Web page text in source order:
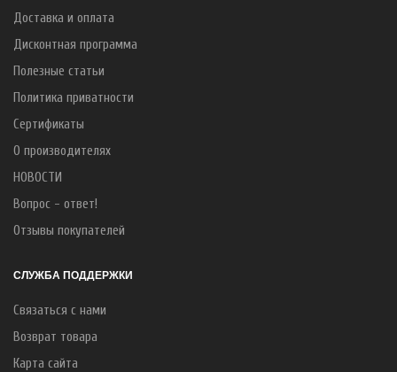
Доставка и оплата
Дисконтная программа
Полезные статьи
Политика приватности
Сертификаты
О производителях
НОВОСТИ
Вопрос - ответ!
Отзывы покупателей
СЛУЖБА ПОДДЕРЖКИ
Связаться с нами
Возврат товара
Карта сайта